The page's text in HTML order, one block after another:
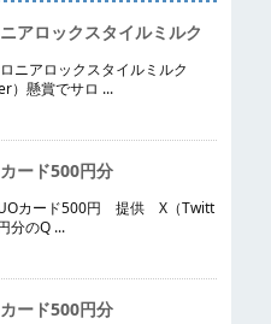
アロックスタイルミルク
ニアロックスタイルミルク
懸賞でサロ ...
ード500円分
カード500円 提供 X（Twitt
分のQ ...
ード500円分